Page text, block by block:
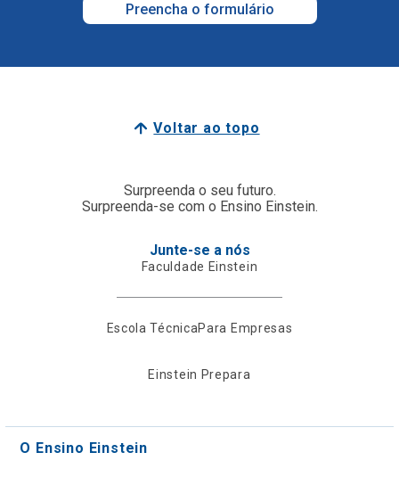
Preencha o formulário
Voltar ao topo
Surpreenda o seu futuro.
Surpreenda-se com o Ensino Einstein.
Junte-se a nós
Faculdade Einstein
Escola TécnicaPara Empresas
Einstein Prepara
O Ensino Einstein